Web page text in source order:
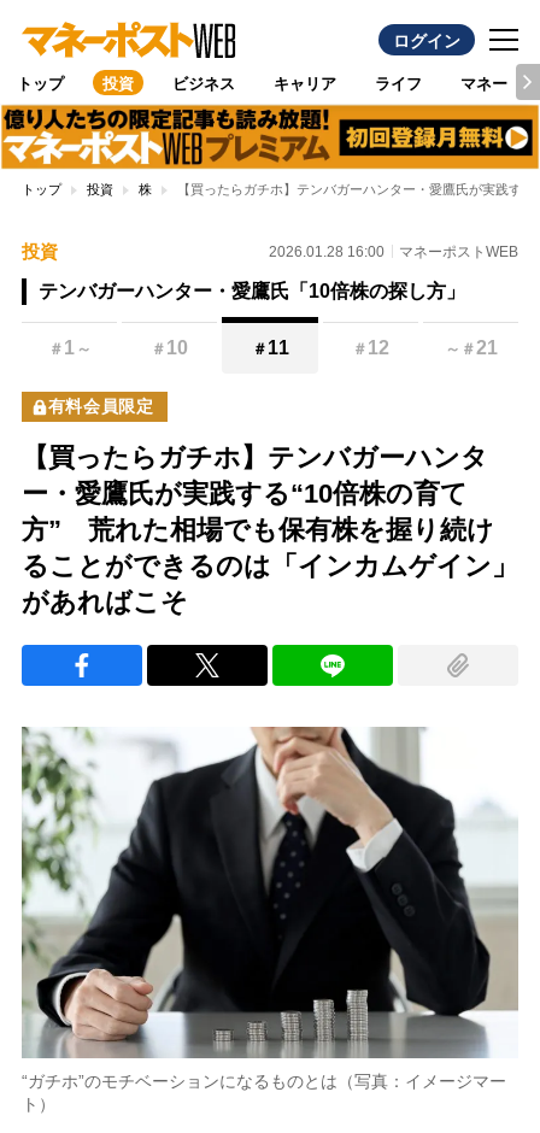
ログイン
トップ 投資 ビジネス キャリア ライフ マネー
トップ 投資 株 【買ったらガチホ】テンバガーハンター・愛鷹氏が実践す
投資 2026.01.28 16:00 マネーポストWEB
テンバガーハンター・愛鷹氏「10倍株の探し方」
＃ 1 ～ ＃ 10 ＃ 11 ＃ 12 ～ ＃21
有料会員限定
【買ったらガチホ】テンバガーハンタ
ー・愛鷹氏が実践する“10倍株の育て
方” 荒れた相場でも保有株を握り続け
ることができるのは「インカムゲイン」
があればこそ
“ガチホ”のモチベーションになるものとは（写真：イメージマー
ト）